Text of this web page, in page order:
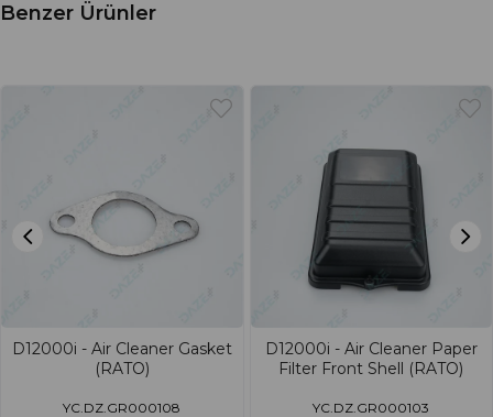
Benzer Ürünler
D12000i - Air Cleaner Gasket
(RATO)
YC.DZ.GR000108
D12000i - Air Cleaner Paper
Filter Front Shell (RATO)
YC.DZ.GR000103